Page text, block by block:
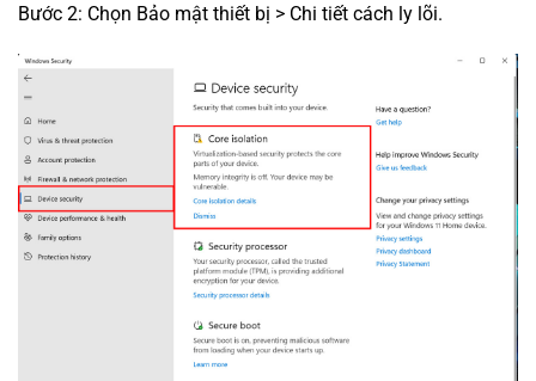
Bước 2: Chọn Bảo mật thiết bị > Chi tiết cách ly lõi.